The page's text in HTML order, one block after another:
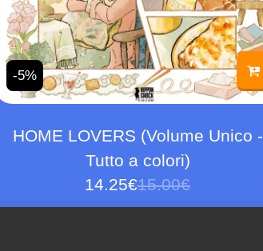
-5%
HOME LOVERS (Volume Unico -
Tutto a colori)
15.00€
14.25€